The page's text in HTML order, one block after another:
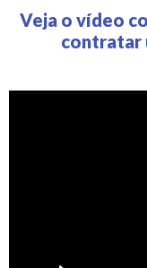
Veja o vídeo
contratar